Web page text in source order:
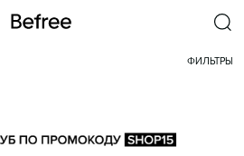
ФИЛЬТРЫ